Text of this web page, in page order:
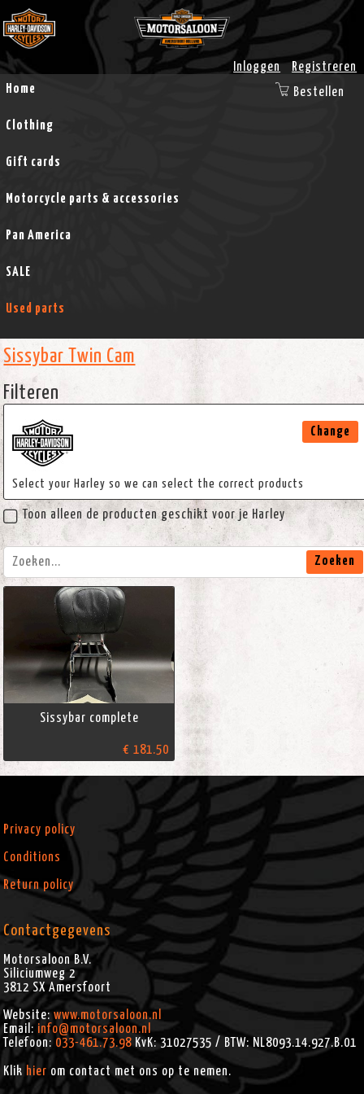
Inloggen
Registreren
Home
Clothing
Gift cards
Motorcycle parts & accessories
Pan America
SALE
Used parts
Bestellen
Sissybar Twin Cam
Filteren
Select your Harley so we can select the correct products
Change
Toon alleen de producten geschikt voor je Harley
Zoeken
Sissybar complete
€ 181.50
Privacy policy
Conditions
Return policy
Contactgegevens
Motorsaloon B.V.
Siliciumweg 2
3812 SX Amersfoort
Website:www.motorsaloon.nl
Email: info@motorsaloon.nl
Telefoon: 033-461.73.98 KvK: 31027535 / BTW: NL8093.14.927.B.01
Klik hier om contact met ons op te nemen.